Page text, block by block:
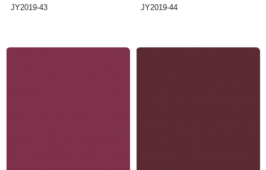
JY2019-43 JY2019-44